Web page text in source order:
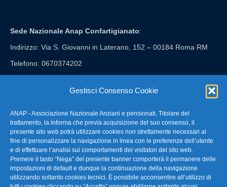
Gestisci Consenso Cookie
ANAP - Associazione Nazionale Anziani e pensionati, Titolare del
trattamento, la informa che previa acquisizione del suo consenso, il
presente sito web potrà utilizzare cookies non strettamente necessari al
fine di personalizzare la navigazione in linea con le preferenze dell’utente
e di effettuare l’analisi sui comportamenti dei visitatori del sito web.
Premere il tasto “Nega” del presente banner comporterà il permanere delle
impostazioni di default e dunque la continuazione della navigazione
utilizzando soltanto cookies tecnici. È possibile acconsentire all’utilizzo di
Sede Nazionale Anap Confartigianato:
Indirizzo: Via S. Giovanni in Laterano, 152 – 00184 Roma RM
Telefono: 0670374202
FAQ – Domande Frequenti
La nostra Newsletter
Link Utili